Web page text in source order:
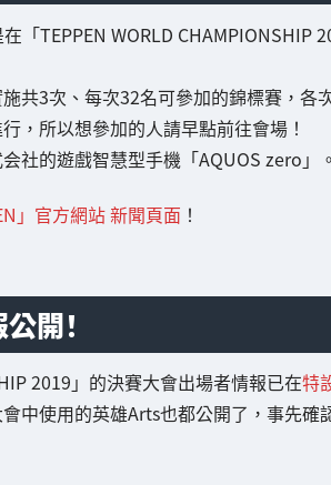
在「TEPPEN WORLD
共3次、每次32名可參加的錦標賽，各
，所以想參加的人請早點前往會場！
社的遊戲智慧型手機「AQUOS zero」。
」官方網站 新聞頁面 ！
開！
2019」的決賽大會出場者情報已在特
中使用的英雄Arts也都公開了，事先確